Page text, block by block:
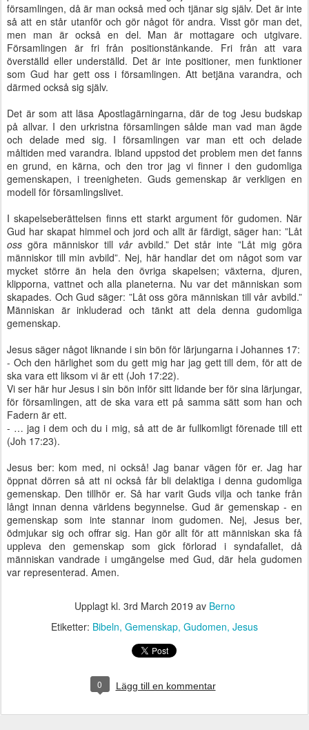
församlingen, då är man också med och tjänar sig själv. Det är inte
så att en står utanför och gör något för andra. Visst gör man det,
men man är också en del. Man är mottagare och utgivare.
Församlingen är fri från positionstänkande. Fri från att vara
överställd eller underställd. Det är inte positioner, men funktioner
som Gud har gett oss i församlingen. Att betjäna varandra, och
därmed också sig själv.
Det är som att läsa Apostlagärningarna, där de tog Jesu budskap
på allvar. I den urkristna församlingen sålde man vad man ägde
och delade med sig. I församlingen var man ett och delade
måltiden med varandra. Ibland uppstod det problem men det fanns
en grund, en kärna, och den tror jag vi finner i den gudomliga
gemenskapen, i treenigheten. Guds gemenskap är verkligen en
modell för församlingslivet.
I skapelseberättelsen finns ett starkt argument för gudomen. När
Gud har skapat himmel och jord och allt är färdigt, säger han: ”Låt
oss göra människor till våravbild.” Det står inte ”Låt mig göra
människor till min avbild”. Nej, här handlar det om något som var
mycket större än hela den övriga skapelsen; växterna, djuren,
klipporna, vattnet och alla planeterna. Nu var det människan som
skapades. Och Gud säger: ”Låt oss göra människan till vår avbild.”
Människan är inkluderad och tänkt att dela denna gudomliga
gemenskap.
Jesus säger något liknande i sin bön för lärjungarna i Johannes 17:
- Och den härlighet som du gett mig har jag gett till dem, för att de
ska vara ett liksom vi är ett (Joh 17:22).
Vi ser här hur Jesus i sin bön inför sitt lidande ber för sina lärjungar,
för församlingen, att de ska vara ett på samma sätt som han och
Fadern är ett.
- … jag i dem och du i mig, så att de är fullkomligt förenade till ett
(Joh 17:23).
Jesus ber: kom med, ni också! Jag banar vägen för er. Jag har
öppnat dörren så att ni också får bli delaktiga i denna gudomliga
gemenskap. Den tillhör er. Så har varit Guds vilja och tanke från
långt innan denna världens begynnelse. Gud är gemenskap - en
gemenskap som inte stannar inom gudomen. Nej, Jesus ber,
ödmjukar sig och offrar sig. Han gör allt för att människan ska få
uppleva den gemenskap som gick förlorad i syndafallet, då
människan vandrade i umgängelse med Gud, där hela gudomen
var representerad. Amen.
Upplagt kl. 3rd March 2019 av Berno
Etiketter: Bibeln Gemenskap Gudomen Jesus
0 Lägg till en kommentar